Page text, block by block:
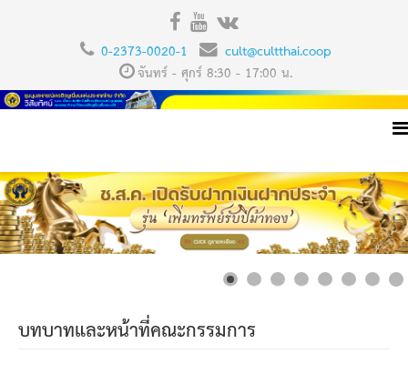
0-2373-0020-1
cult@cultthai.coop
จันทร์ - ศุกร์ 8:30 - 17:00 น.
บทบาทและหน้าที่คณะกรรมการ